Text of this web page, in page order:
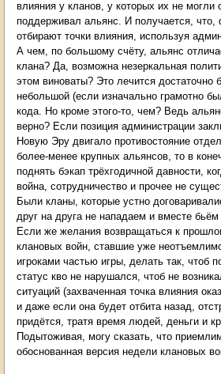
влияния у кланов, у которых их не могли
поддерживал альянс. И получается, что,
отбирают точки влияния, используя
А чем, по большому счёту, альянс
клана? Да, возможна незеркальная
этом виноваты? Это лечится достаточно
небольшой (если изначально грамотно
кода. Но кроме этого-то, чем? Ведь
верно? Если позиция администрации
Новую Эру двигало противостояние
более-менее крупных альянсов, то в
поднять бэкап трёхгодичной давности,
война, сотрудничество и прочее не
Были кланы, которые устно
друг на друга не нападаем и вместе бьём
Если же желания возвращаться к
клановых войн, ставшие уже
игроками частью игры, делать так, чтоб
статус кво не нарушался, чтоб не
ситуаций (захваченная точка влияния
и даже если она будет отбита назад,
придётся, тратя время людей, деньги и
Подытоживая, могу сказать, что
обоснованная версия недели клановых